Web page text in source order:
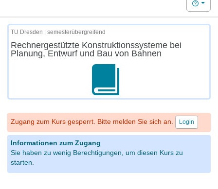
Hilfe
TU Dresden | semesterübergreifend
Rechnergestützte Konstruktionssysteme bei
Planung, Entwurf und Bau von Bahnen
Zugang zum Kurs gesperrt. Bitte melden Sie sich an. Login
Informationen zum Zugang
Sie haben zu wenig Berechtigungen, um diesen Kurs zu
starten.